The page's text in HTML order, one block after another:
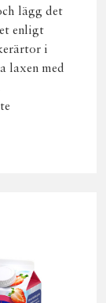
lägg det
enligt
i
laxen med